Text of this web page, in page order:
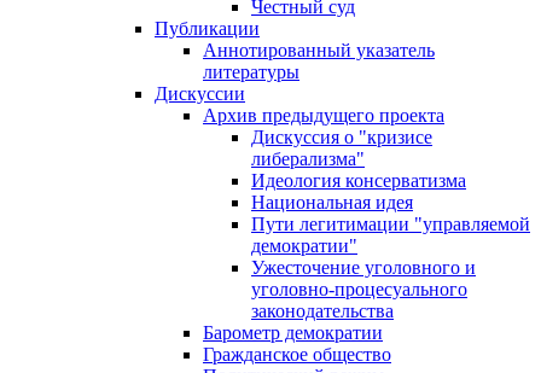
Честный суд
Публикации
Аннотированный указатель
литературы
Дискуссии
Архив предыдущего проекта
Дискуссия о "кризисе
либерализма"
Идеология консерватизма
Национальная идея
Пути легитимации "управляемой
демократии"
Ужесточение уголовного и
уголовно-процесуального
законодательства
Барометр демократии
Гражданское общество